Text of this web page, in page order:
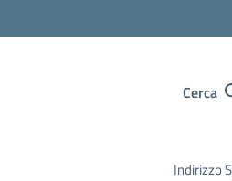
Cerca
Indirizzo